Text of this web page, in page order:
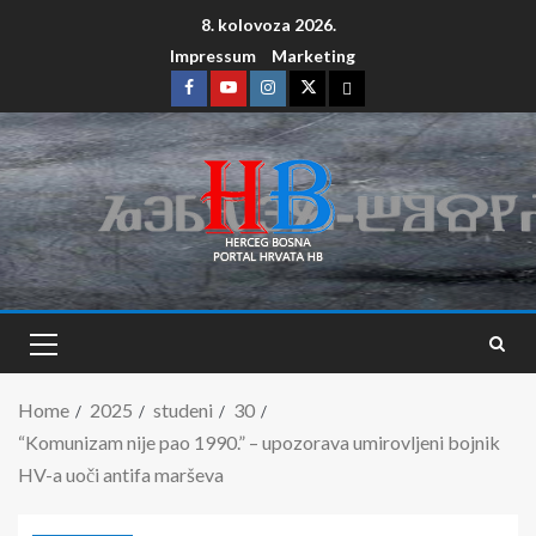
8. kolovoza 2026.
Impressum
Marketing
Home 2025 studeni
30
“Komunizam nije pao 1990.” – upozorava umirovljeni bojnik
HV-a uoči antifa marševa